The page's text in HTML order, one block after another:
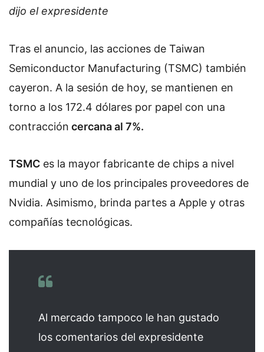
dijo el expresidente
Tras el anuncio, las acciones de Taiwan
Semiconductor Manufacturing (TSMC) también
cayeron. A la sesión de hoy, se mantienen en
torno a los 172.4 dólares por papel con una
contracción cercana al 7%.
TSMC es la mayor fabricante de chips a nivel
mundial y uno de los principales proveedores de
Nvidia. Asimismo, brinda partes a Apple y otras
compañías tecnológicas.
Al mercado tampoco le han gustado
los comentarios del expresidente